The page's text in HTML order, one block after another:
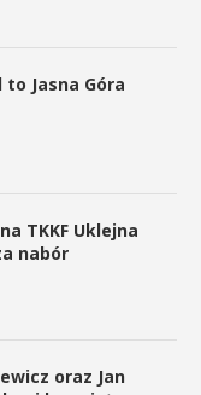
Jasna Góra
TKKF Uklejna
nabór
oraz Jan